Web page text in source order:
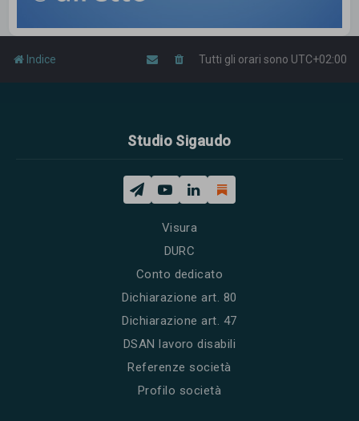
Indice Tutti gli orari sono UTC+02:00
Studio Sigaudo
Visura
DURC
Conto dedicato
Dichiarazione art. 80
Dichiarazione art. 47
DSAN lavoro disabili
Referenze società
Profilo società